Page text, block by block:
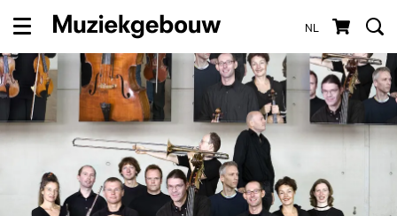
NL
Menu